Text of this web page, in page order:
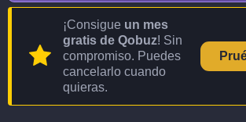
¡Consigue un mes
gratis de Qobuz! Sin
compromiso. Puedes
cancelarlo cuando
quieras.